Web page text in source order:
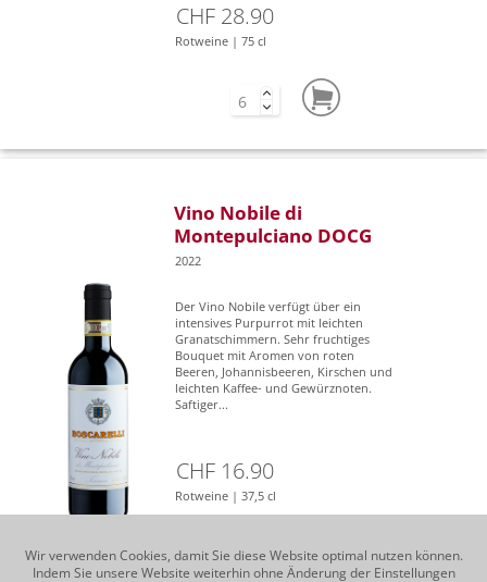
Wir verwenden Cookies, damit Sie diese Website optimal nutzen können.
Indem Sie unsere Website weiterhin ohne Änderung der Einstellungen
CHF 28.90
Rotweine | 75 cl
Vino Nobile di
Montepulciano DOCG
2022
Der Vino Nobile verfügt über ein
intensives Purpurrot mit leichten
Granatschimmern. Sehr fruchtiges
Bouquet mit Aromen von roten
Beeren, Johannisbeeren, Kirschen und
leichten Kaffee- und Gewürznoten.
Saftiger...
CHF 16.90
Rotweine | 37,5 cl